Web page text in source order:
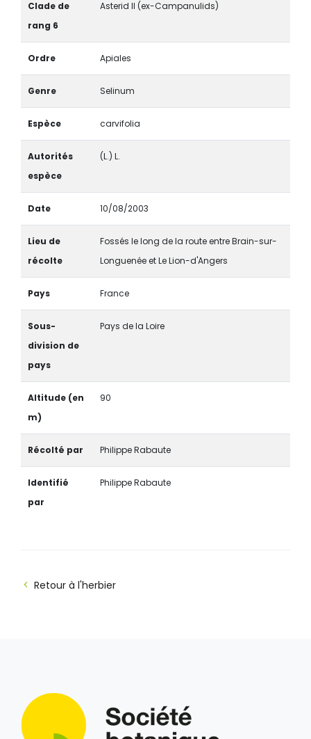
Clade de
rang 6
Asterid II (ex-Campanulids)
Ordre Apiales
Genre Selinum
Espèce carvifolia
Autorités
espèce
(L.) L.
Date 10/08/2003
Lieu de
récolte
Fossés le long de la route entre Brain-sur-
Longuenée et Le Lion-d'Angers
Pays France
Sous-
division de
pays
Pays de la Loire
Altitude (en
m)
90
Récolté par Philippe Rabaute
Identifié
par
Philippe Rabaute
Retour à l'herbier